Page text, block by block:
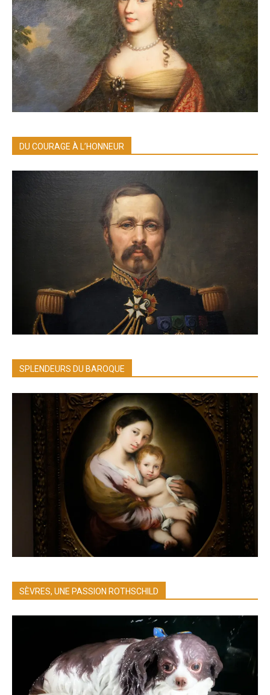
DU COURAGE À L’HONNEUR
SPLENDEURS DU BAROQUE
SÈVRES, UNE PASSION ROTHSCHILD